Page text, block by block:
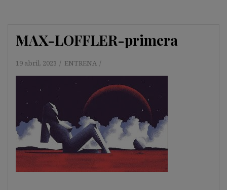
MAX-LOFFLER-primera
19 abril, 2023 ENTRENA